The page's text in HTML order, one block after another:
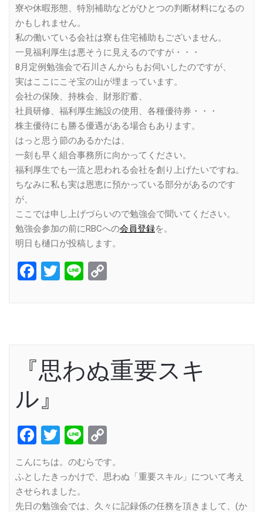
寮や休暇形態、特別補助などがひとつの判断材料になるの
かもしれません。
私の働いている会社は寮も住宅補助もございません。
一見福利厚生は悪そうに見えるのですが・・・
8月定例勉強会で石川さんからもお伺いしたのですが、
実はここにこそ宝の山が埋まっています。
会社の保険、持株会、財形貯蓄、
社員研修、福利厚生施設の使用、各種優待券・・・
株主優待にも勝る優遇がある場合もあります。
はっと思う節のあるかたは、
一刻も早く組合事務所に向かってください。
福利厚生でも一流と思われる会社を創り上げたいですね。
ちなみに私も実は恩恵に預かっている部分があるのです
が、
ここでは申し上げづらいので勉強会で聞いてください。
勉強会参加の前にRBCへの会員登録を。
明日も樋口が投稿します。
Facebook
Twitter
Line
『思わぬ重要スキ
ル』
Facebook
Twitter
Line
Link
こんにちは。のむらです。
ふとしたきっかけで、思わぬ「重要スキル」について考え
させられました。
先日の勉強会では、久々に記録係の任務を頂きまして、(か